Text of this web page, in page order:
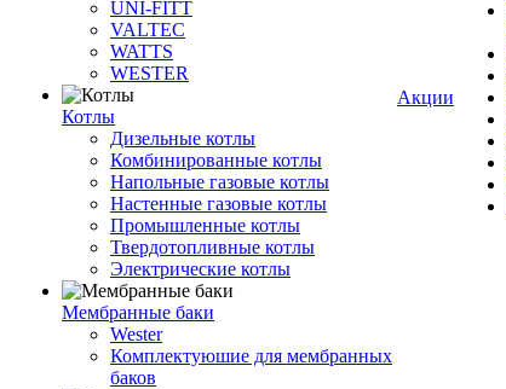
UNI-FITT
VALTEC
WATTS
WESTER
Котлы
Дизельные котлы
Комбинированные котлы
Напольные газовые котлы
Настенные газовые котлы
Промышленные котлы
Твердотопливные котлы
Электрические котлы
Мембранные баки
Wester
Комплектуюшие для мембранных
баков
Акции